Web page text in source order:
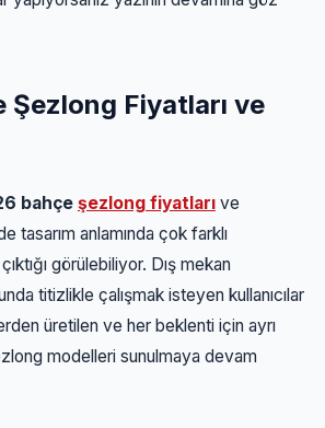
Şezlong Fiyatları ve
bahçe şezlong fiyatları ve
tasarım anlamında çok farklı
görülebiliyor. Dış mekan
titizlikle çalışmak isteyen kullanıcılar
üretilen ve her beklenti için ayrı
modelleri sunulmaya devam